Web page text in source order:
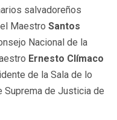
salvadoreños
Maestro Santos
Nacional de la
Ernesto Clímaco
de la Sala de lo
Suprema de Justicia de